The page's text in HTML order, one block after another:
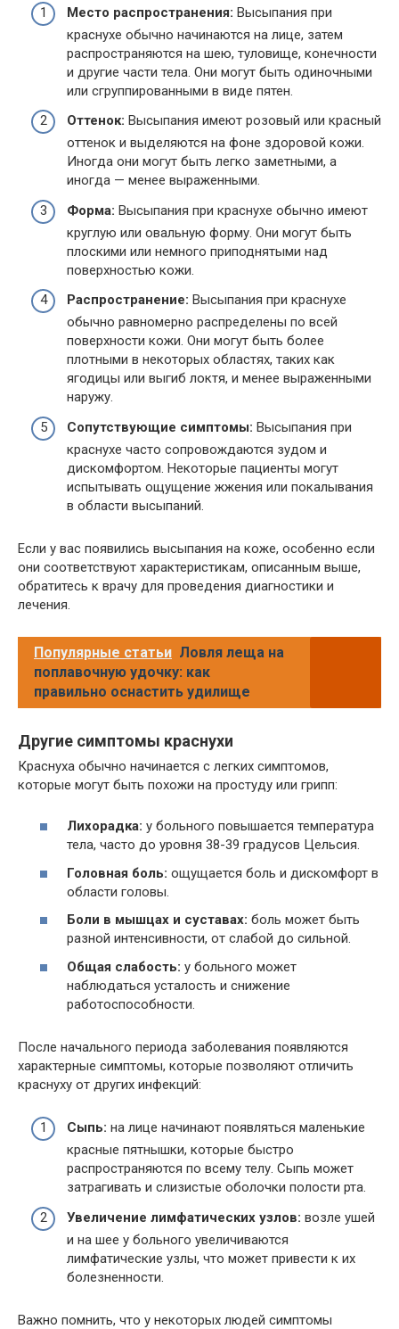
Место распространения: Высыпания при
краснухе обычно начинаются на лице, затем
распространяются на шею, туловище, конечности
и другие части тела. Они могут быть одиночными
или сгруппированными в виде пятен.
Оттенок: Высыпания имеют розовый или красный
оттенок и выделяются на фоне здоровой кожи.
Иногда они могут быть легко заметными, а
иногда — менее выраженными.
Форма: Высыпания при краснухе обычно имеют
круглую или овальную форму. Они могут быть
плоскими или немного приподнятыми над
поверхностью кожи.
Распространение: Высыпания при краснухе
обычно равномерно распределены по всей
поверхности кожи. Они могут быть более
плотными в некоторых областях, таких как
ягодицы или выгиб локтя, и менее выраженными
наружу.
Сопутствующие симптомы: Высыпания при
краснухе часто сопровождаются зудом и
дискомфортом. Некоторые пациенты могут
испытывать ощущение жжения или покалывания
в области высыпаний.
Если у вас появились высыпания на коже, особенно если
они соответствуют характеристикам, описанным выше,
обратитесь к врачу для проведения диагностики и
лечения.
Популярные статьи Ловля леща на
поплавочную удочку: как
правильно оснастить удилище
Другие симптомы краснухи
Краснуха обычно начинается с легких симптомов,
которые могут быть похожи на простуду или грипп:
Лихорадка: у больного повышается температура
тела, часто до уровня 38-39 градусов Цельсия.
Головная боль: ощущается боль и дискомфорт в
области головы.
Боли в мышцах и суставах: боль может быть
разной интенсивности, от слабой до сильной.
Общая слабость: у больного может
наблюдаться усталость и снижение
работоспособности.
После начального периода заболевания появляются
характерные симптомы, которые позволяют отличить
краснуху от других инфекций:
Сыпь: на лице начинают появляться маленькие
красные пятнышки, которые быстро
распространяются по всему телу. Сыпь может
затрагивать и слизистые оболочки полости рта.
Увеличение лимфатических узлов: возле ушей
и на шее у больного увеличиваются
лимфатические узлы, что может привести к их
болезненности.
Важно помнить, что у некоторых людей симптомы